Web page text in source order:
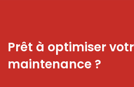
Prêt à optimiser
maintenance ?